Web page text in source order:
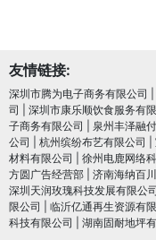
友情链接:
深圳市腾为电子商务有限公司
司
深圳市康乐顺饮食服务有
子商务有限公司
泉州丰泽融
公司
杭州缤纷布艺有限公司
材料有限公司
徐州电鹿网络
方圆广告经营部
济南海纳百
深圳天润玫瑰科技发展有限公司
限公司
临沂亿通再生资源有
科技有限公司
湖南固耐地坪